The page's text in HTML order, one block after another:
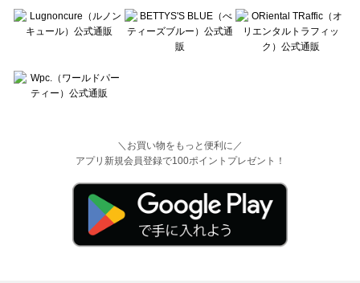
＼お買い物をもっと便利に／
アプリ新規会員登録で100ポイントプレゼント！